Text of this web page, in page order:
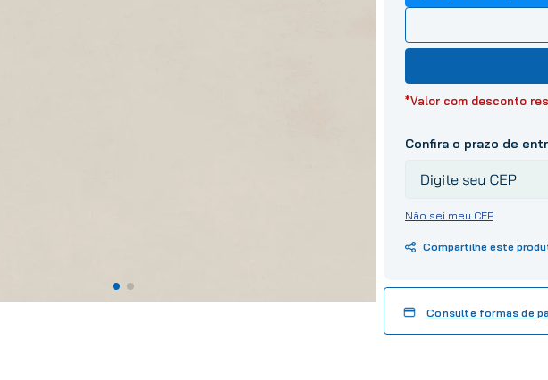
*Valor com desconto
Não sei meu CEP
Consulte formas de